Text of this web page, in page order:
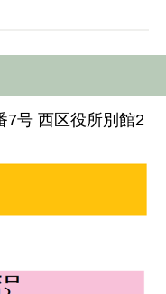
7号 西区役所別館2